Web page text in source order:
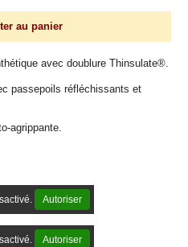
au panier
avec doublure Thinsulate®.
passepoils réfléchissants et
agrippante.
Autoriser
Autoriser